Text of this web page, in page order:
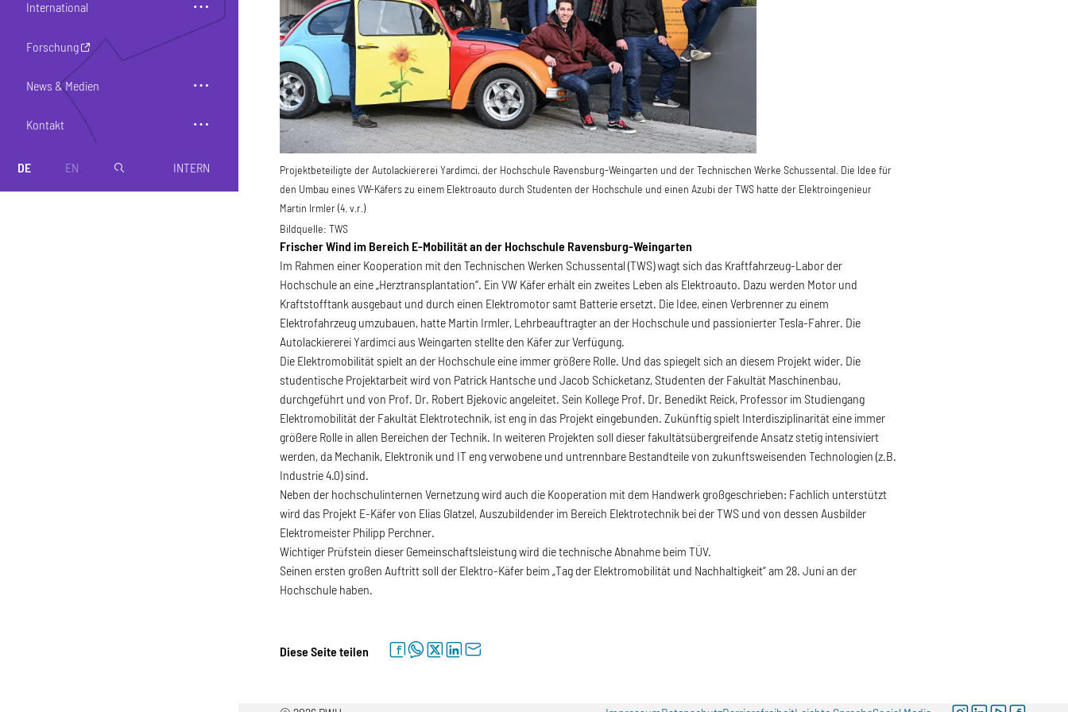
International
Forschung
News & Medien
Kontakt
DE EN magnifier INTERN
Projektbeteiligte der Autolackiererei Yardimci, der Hochschule Ravensburg-Weingarten und der Technischen Werke Schussental. Die Idee für
den Umbau eines VW-Käfers zu einem Elektroauto durch Studenten der Hochschule und einen Azubi der TWS hatte der Elektroingenieur
Martin Irmler (4. v.r.)
Bildquelle: TWS
Frischer Wind im Bereich E-Mobilität an der Hochschule Ravensburg-Weingarten
Im Rahmen einer Kooperation mit den Technischen Werken Schussental (TWS) wagt sich das Kraftfahrzeug-Labor der
Hochschule an eine „Herztransplantation“. Ein VW Käfer erhält ein zweites Leben als Elektroauto. Dazu werden Motor und
Kraftstofftank ausgebaut und durch einen Elektromotor samt Batterie ersetzt. Die Idee, einen Verbrenner zu einem
Elektrofahrzeug umzubauen, hatte Martin Irmler, Lehrbeauftragter an der Hochschule und passionierter Tesla-Fahrer. Die
Autolackiererei Yardimci aus Weingarten stellte den Käfer zur Verfügung.
Die Elektromobilität spielt an der Hochschule eine immer größere Rolle. Und das spiegelt sich an diesem Projekt wider. Die
studentische Projektarbeit wird von Patrick Hantsche und Jacob Schicketanz, Studenten der Fakultät Maschinenbau,
durchgeführt und von Prof. Dr. Robert Bjekovic angeleitet. Sein Kollege Prof. Dr. Benedikt Reick, Professor im Studiengang
Elektromobilität der Fakultät Elektrotechnik, ist eng in das Projekt eingebunden. Zukünftig spielt Interdisziplinarität eine immer
größere Rolle in allen Bereichen der Technik. In weiteren Projekten soll dieser fakultätsübergreifende Ansatz stetig intensiviert
werden, da Mechanik, Elektronik und IT eng verwobene und untrennbare Bestandteile von zukunftsweisenden Technologien (z.B.
Industrie 4.0) sind.
Neben der hochschulinternen Vernetzung wird auch die Kooperation mit dem Handwerk großgeschrieben: Fachlich unterstützt
wird das Projekt E-Käfer von Elias Glatzel, Auszubildender im Bereich Elektrotechnik bei der TWS und von dessen Ausbilder
Elektromeister Philipp Perchner.
Wichtiger Prüfstein dieser Gemeinschaftsleistung wird die technische Abnahme beim TÜV.
Seinen ersten großen Auftritt soll der Elektro-Käfer beim „Tag der Elektromobilität und Nachhaltigkeit“ am 28. Juni an der
Hochschule haben.
Diese Seite teilen facebookwhatsapptwitterlinkedinletter